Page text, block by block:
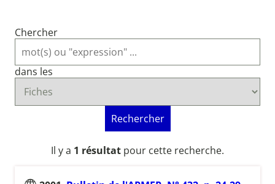
Chercher
dans les
Rechercher
Il y a 1 résultat pour cette recherche.